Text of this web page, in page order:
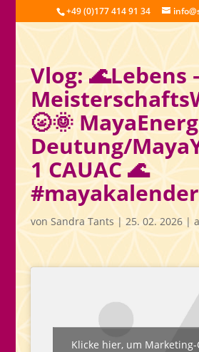
+49 (0)177 414 91 34
Vlog: 🌊Lebens
🌝🌞
Deutung/
1 CAUAC 🌊
#mayakalender
von Sandra Tants|25. 02. 2026|
Klicke hier, um Marketing-